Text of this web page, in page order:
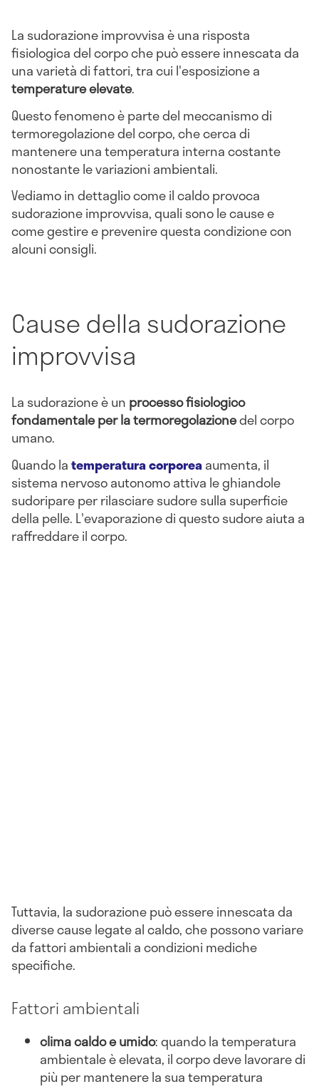
La sudorazione improvvisa è una risposta
fisiologica del corpo che può essere innescata da
una varietà di fattori, tra cui l'esposizione a
temperature elevate.
Questo fenomeno è parte del meccanismo di
termoregolazione del corpo, che cerca di
mantenere una temperatura interna costante
nonostante le variazioni ambientali.
Vediamo in dettaglio come il caldo provoca
sudorazione improvvisa, quali sono le cause e
come gestire e prevenire questa condizione con
alcuni consigli.
Cause della sudorazione
improvvisa
La sudorazione è un processo fisiologico
fondamentale per la termoregolazionedel corpo
umano.
Quando latemperatura corporeaaumenta, il
sistema nervoso autonomo attiva le ghiandole
sudoripare per rilasciare sudore sulla superficie
della pelle. L'evaporazione di questo sudore aiuta a
raffreddare il corpo.
Tuttavia, la sudorazione può essere innescata da
diverse cause legate al caldo, che possono variare
da fattori ambientali a condizioni mediche
specifiche.
Fattori ambientali
clima caldo e umido: quando la temperatura
ambientale è elevata, il corpo deve lavorare di
più per mantenere la sua temperatura